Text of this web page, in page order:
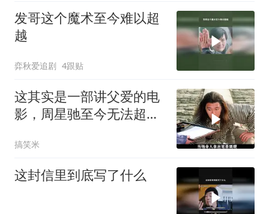
发哥这个魔术至今难以超
越
弈秋爱追剧 4跟贴
这其实是一部讲父爱的电
影，周星驰至今无法超越
搞笑米
这封信里到底写了什么